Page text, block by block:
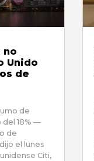
no
Unido
de
de
del 18% —
de
el lunes
Citi,